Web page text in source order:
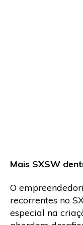
Mais SXSW
O
recorrentes no
especial na